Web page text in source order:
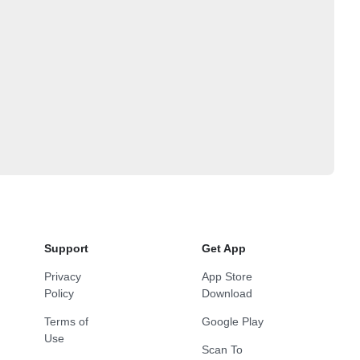
Support
Privacy
Policy
Terms of
Use
Get App
App Store
Download
Google Play
Scan To